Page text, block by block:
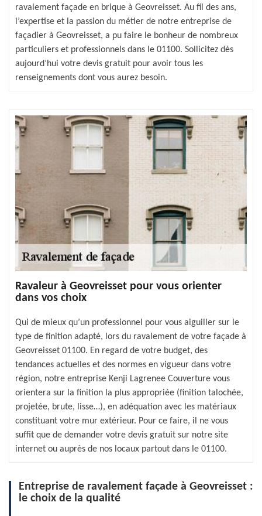
ravalement façade en brique à Geovreisset. Au fil des ans,
l’expertise et la passion du métier de notre entreprise de
façadier à Geovreisset, a pu faire le bonheur de nombreux
particuliers et professionnels dans le 01100. Sollicitez dès
aujourd’hui votre devis gratuit pour avoir tous les
renseignements dont vous aurez besoin.
Ravaleur à Geovreisset pour vous orienter
dans vos choix
Qui de mieux qu’un professionnel pour vous aiguiller sur le
type de finition adapté, lors du ravalement de votre façade à
Geovreisset 01100. En regard de votre budget, des
tendances actuelles et des normes en vigueur dans votre
région, notre entreprise Kenji Lagrenee Couverture vous
orientera sur la finition la plus appropriée (finition talochée,
projetée, brute, lisse…), en adéquation avec les matériaux
constituant votre mur extérieur. Pour ce faire, il ne vous
suffit que de demander votre devis gratuit sur notre site
internet ou auprès de nos locaux partout dans le 01100.
Entreprise de ravalement façade à Geovreisset :
le choix de la qualité